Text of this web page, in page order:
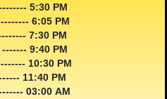
5:30 PM
--------- 6:05 PM
-------- 7:30 PM
------- 9:40 PM
10:30 PM
11:40 PM
03:00 AM